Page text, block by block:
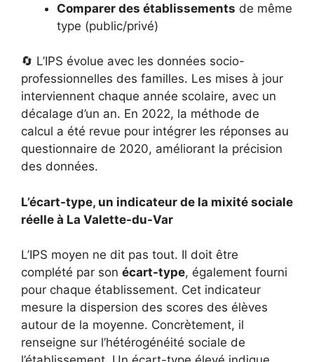
Comparer des établissements de même
type (public/privé)
🔄 L’IPS évolue avec les données socio-
professionnelles des familles. Les mises à jour
interviennent chaque année scolaire, avec un
décalage d’un an. En 2022, la méthode de
calcul a été revue pour intégrer les réponses au
questionnaire de 2020, améliorant la précision
des données.
L’écart-type, un indicateur de la mixité sociale
réelle à La Valette-du-Var
L’IPS moyen ne dit pas tout. Il doit être
complété par son écart-type, également fourni
pour chaque établissement. Cet indicateur
mesure la dispersion des scores des élèves
autour de la moyenne. Concrètement, il
renseigne sur l’hétérogénéité sociale de